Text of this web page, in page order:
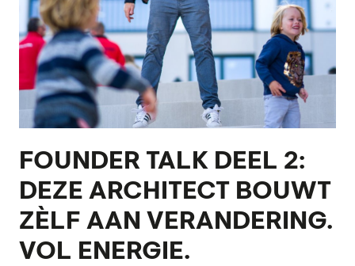
JPEG
FOUNDER TALK DEEL 2:
DEZE ARCHITECT BOUWT
ZÈLF AAN VERANDERING.
VOL ENERGIE.